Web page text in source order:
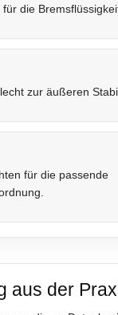
die
zur äußeren
für die passende
aus der